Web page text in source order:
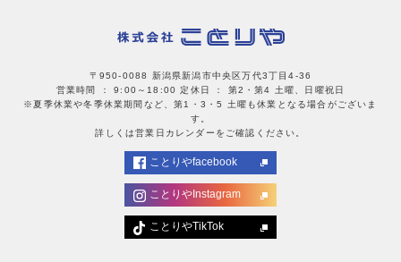
〒950-0088 新潟県新潟市中央区万代3丁目4-36
営業時間 ： 9:00～18:00 定休日 ： 第2・第4 土曜、日曜祝日
※夏季休業や冬季休業期間など、第1・3・5 土曜も休業となる場合がございま
す。
詳しくは営業日カレンダーをご確認ください。
ことりやfacebook
ことりやInstagram
ことりやTikTok